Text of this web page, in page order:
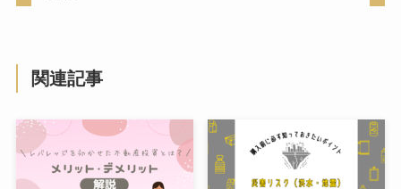
関連記事